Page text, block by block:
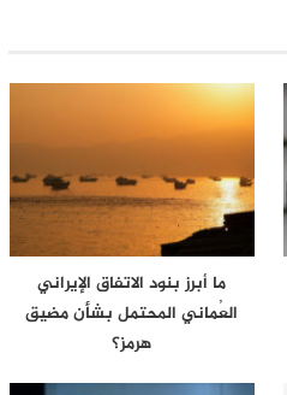
ما أبرز بنود الاتفاق الإيراني
العُماني المحتمل بشأن مضيق
هرمز؟